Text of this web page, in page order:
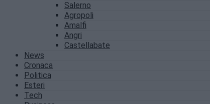
Salerno
Agropoli
Amalfi
Angri
Castellabate
News
Cronaca
Politica
Esteri
Tech